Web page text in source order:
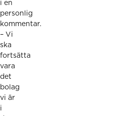
i en
personlig
kommentar.
– Vi
ska
fortsätta
vara
det
bolag
vi är
i